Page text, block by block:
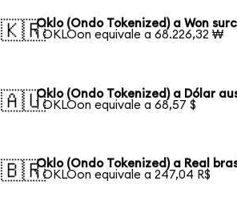
🇰🇷Oklo (Ondo Tokenized) a Won
1 OKLOon equivale a 68.226,32 ₩
🇦🇺Oklo (Ondo Tokenized) a Dólar
1 OKLOon equivale a 68,57 $
🇧🇷Oklo (Ondo Tokenized) a Real
1 OKLOon equivale a 247,04 R$